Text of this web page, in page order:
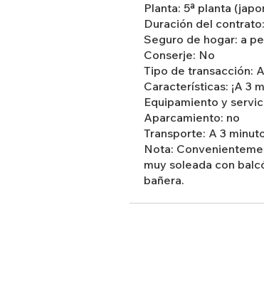
Planta: 5ª planta
Duración del
Seguro de hogar: a
Conserje: No
Tipo de transacción:
Características: ¡A 3
Equipamiento y
Aparcamiento: no
Transporte: A 3
Nota:
muy soleada con
bañera.